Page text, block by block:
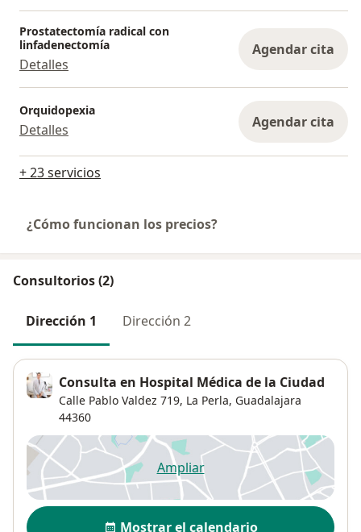
Prostatectomía radical con
linfadenectomía
Detalles
Agendar cita
Orquidopexia
Detalles Agendar cita
+ 23 servicios
¿Cómo funcionan los precios?
Consultorios (2)
Dirección 1 Dirección 2
Consulta en Hospital Médica de la Ciudad
Calle Pablo Valdez 719, La Perla, Guadalajara
44360
Ampliarse abre en una nueva
Disponibilidad
Mostrar el calendario